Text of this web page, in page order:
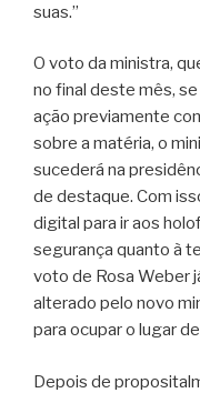
suas.”
O voto da ministra,
no final deste mês,
ação previamente
sobre a matéria, o
sucederá na
de destaque. Com
digital para ir aos
segurança quanto à
voto de Rosa Weber
alterado pelo novo
para ocupar o lugar
Depois de